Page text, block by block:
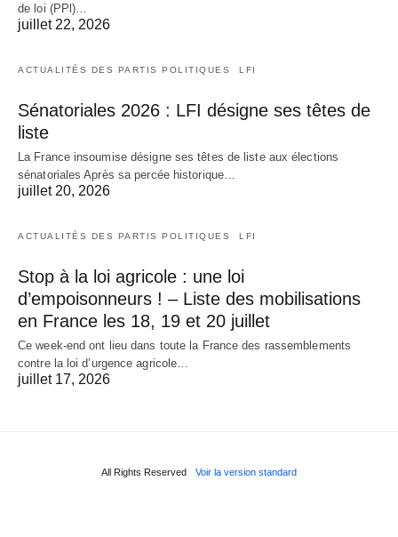
de loi (PPl)…
juillet 22, 2026
ACTUALITÉS DES PARTIS POLITIQUES LFI
Sénatoriales 2026 : LFI désigne ses têtes de
liste
La France insoumise désigne ses têtes de liste aux élections
sénatoriales Après sa percée historique…
juillet 20, 2026
ACTUALITÉS DES PARTIS POLITIQUES LFI
Stop à la loi agricole : une loi
d’empoisonneurs ! – Liste des mobilisations
en France les 18, 19 et 20 juillet
Ce week-end ont lieu dans toute la France des rassemblements
contre la loi d’urgence agricole…
juillet 17, 2026
All Rights Reserved Voir la version standard